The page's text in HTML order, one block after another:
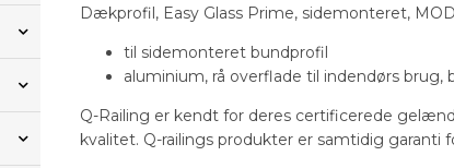
Dækprofil, Easy Glass Prime, sidemonteret,
til sidemonteret bundprofil
aluminium, rå overflade til indendørs brug,
Q-Railing er kendt for deres certificerede
kvalitet. Q-railings produkter er samtidig